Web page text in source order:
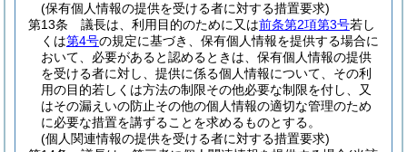
(保有個人情報の提供を受ける者に対する措置要求)
第13条
議長は、利用目的のために又は前条第2項第3号若し
くは第4号の規定に基づき、保有個人情報を提供する場合に
おいて、必要があると認めるときは、保有個人情報の提供
を受ける者に対し、提供に係る個人情報について、その利
用の目的若しくは方法の制限その他必要な制限を付し、又
はその漏えいの防止その他の個人情報の適切な管理のため
に必要な措置を講ずることを求めるものとする。
(個人関連情報の提供を受ける者に対する措置要求)